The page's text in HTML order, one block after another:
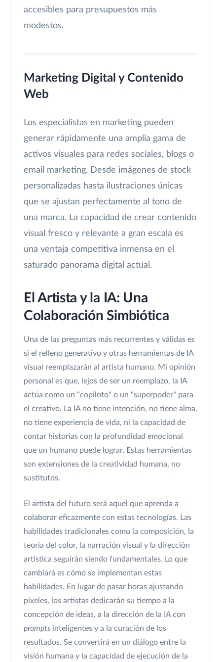
accesibles para presupuestos más
modestos.
Marketing Digital y Contenido
Web
Los especialistas en marketing pueden
generar rápidamente una amplia gama de
activos visuales para redes sociales, blogs o
email marketing. Desde imágenes de stock
personalizadas hasta ilustraciones únicas
que se ajustan perfectamente al tono de
una marca. La capacidad de crear contenido
visual fresco y relevante a gran escala es
una ventaja competitiva inmensa en el
saturado panorama digital actual.
El Artista y la IA: Una
Colaboración Simbiótica
Una de las preguntas más recurrentes y válidas es
si el relleno generativo y otras herramientas de IA
visual reemplazarán al artista humano. Mi opinión
personal es que, lejos de ser un reemplazo, la IA
actúa como un "copiloto" o un "superpoder" para
el creativo. La IA no tiene intención, no tiene alma,
no tiene experiencia de vida, ni la capacidad de
contar historias con la profundidad emocional
que un humano puede lograr. Estas herramientas
son extensiones de la creatividad humana, no
sustitutos.
El artista del futuro será aquel que aprenda a
colaborar eficazmente con estas tecnologías. Las
habilidades tradicionales como la composición, la
teoría del color, la narración visual y la dirección
artística seguirán siendo fundamentales. Lo que
cambiará es cómo se implementan estas
habilidades. En lugar de pasar horas ajustando
píxeles, los artistas dedicarán su tiempo a la
concepción de ideas, a la dirección de la IA con
prompts inteligentes y a la curación de los
resultados. Se convertirá en un diálogo entre la
visión humana y la capacidad de ejecución de la